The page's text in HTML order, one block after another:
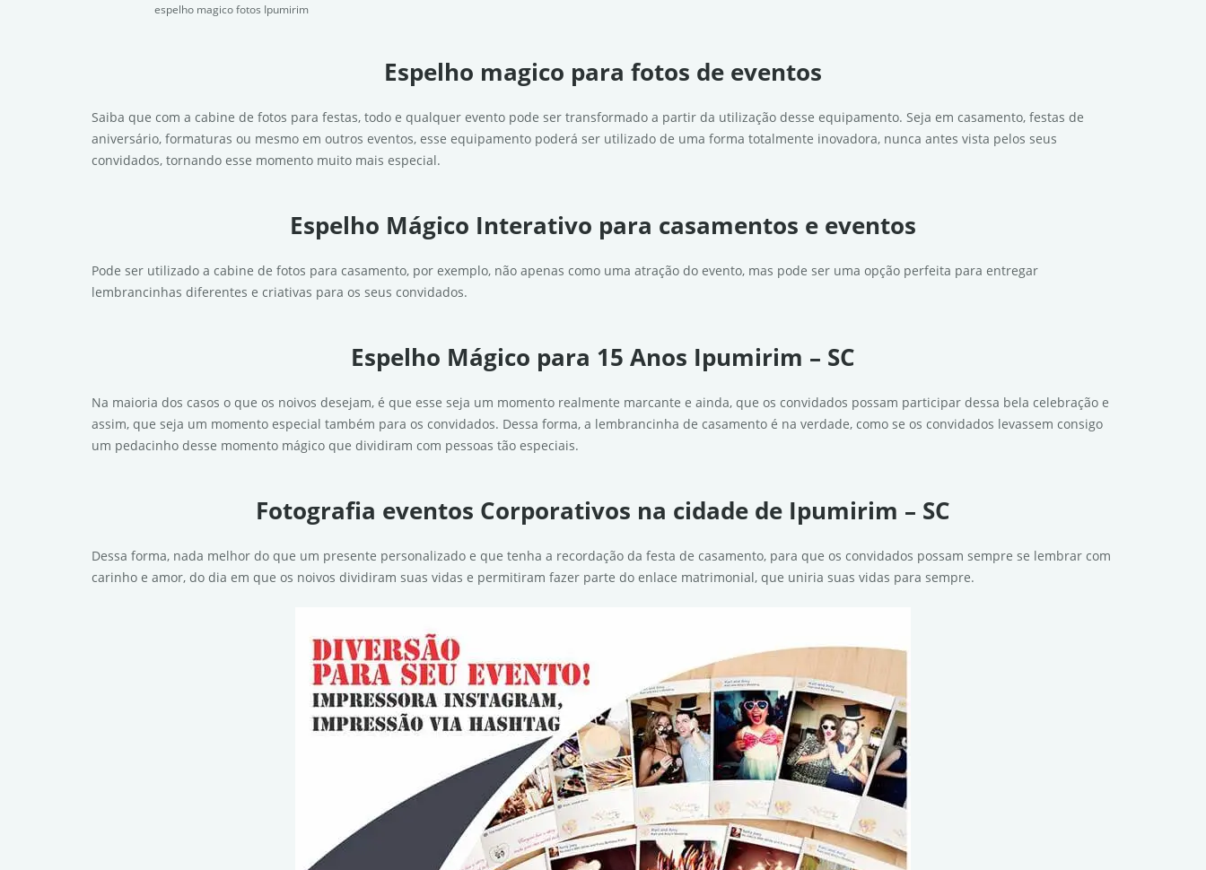
espelho magico fotos Ipumirim
Espelho magico para fotos de eventos
Saiba que com a cabine de fotos para festas, todo e qualquer evento pode ser transformado a partir da utilização desse equipamento. Seja em casamento, festas de
aniversário, formaturas ou mesmo em outros eventos, esse equipamento poderá ser utilizado de uma forma totalmente inovadora, nunca antes vista pelos seus
convidados, tornando esse momento muito mais especial.
Espelho Mágico Interativo para casamentos e eventos
Pode ser utilizado a cabine de fotos para casamento, por exemplo, não apenas como uma atração do evento, mas pode ser uma opção perfeita para entregar
lembrancinhas diferentes e criativas para os seus convidados.
Espelho Mágico para 15 Anos Ipumirim – SC
Na maioria dos casos o que os noivos desejam, é que esse seja um momento realmente marcante e ainda, que os convidados possam participar dessa bela celebração e
assim, que seja um momento especial também para os convidados. Dessa forma, a lembrancinha de casamento é na verdade, como se os convidados levassem consigo
um pedacinho desse momento mágico que dividiram com pessoas tão especiais.
Fotografia eventos Corporativos na cidade de Ipumirim – SC
Dessa forma, nada melhor do que um presente personalizado e que tenha a recordação da festa de casamento, para que os convidados possam sempre se lembrar com
carinho e amor, do dia em que os noivos dividiram suas vidas e permitiram fazer parte do enlace matrimonial, que uniria suas vidas para sempre.